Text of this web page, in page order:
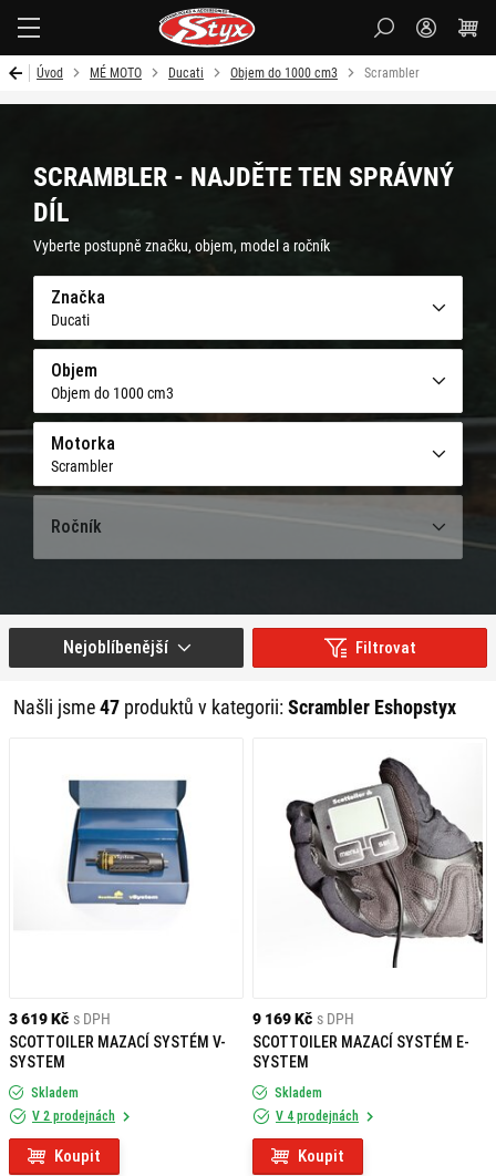
Úvod MÉ MOTO Ducati Objem do 1000 cm3 Scrambler
SCRAMBLER - NAJDĚTE TEN SPRÁVNÝ
DÍL
Vyberte postupně značku, objem, model a ročník
Značka
Ducati
Objem
Objem do 1000 cm3
Motorka
Scrambler
Ročník
Filtrovat
Našli jsme47 produktů v kategorii:Scrambler Eshopstyx
Nejoblíbenější
3 619 Kč s DPH
SCOTTOILER MAZACÍ SYSTÉM V-
SYSTEM
Skladem
V 2 prodejnách
Koupit
9 169 Kč s DPH
SCOTTOILER MAZACÍ SYSTÉM E-
SYSTEM
Skladem
V 4 prodejnách
Koupit